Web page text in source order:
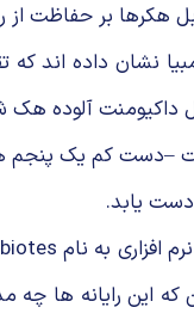
بر حفاظت از
نشان داده اند كه
داكیومنت آلوده هك
–دست كم یك پنجم
دست یابد.
این رایانه ها